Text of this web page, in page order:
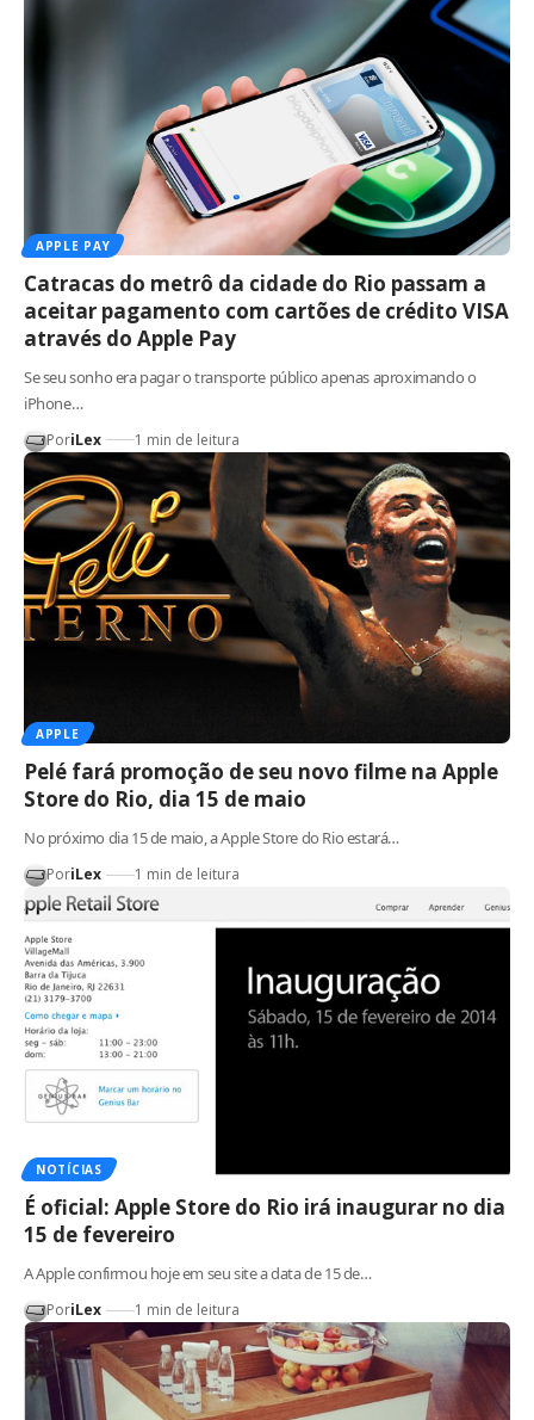
APPLE PAY
Catracas do metrô da cidade do Rio passam a
aceitar pagamento com cartões de crédito VISA
através do Apple Pay
Se seu sonho era pagar o transporte público apenas aproximando o
iPhone…
PoriLex 1 min de leitura
APPLE
Pelé fará promoção de seu novo filme na Apple
Store do Rio, dia 15 de maio
No próximo dia 15 de maio, a Apple Store do Rio estará…
PoriLex 1 min de leitura
NOTÍCIAS
É oficial: Apple Store do Rio irá inaugurar no dia
15 de fevereiro
A Apple confirmou hoje em seu site a data de 15 de…
PoriLex 1 min de leitura